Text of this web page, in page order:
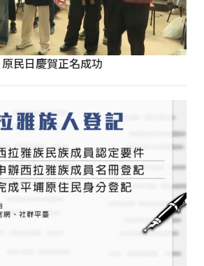
民日慶賀正名成功